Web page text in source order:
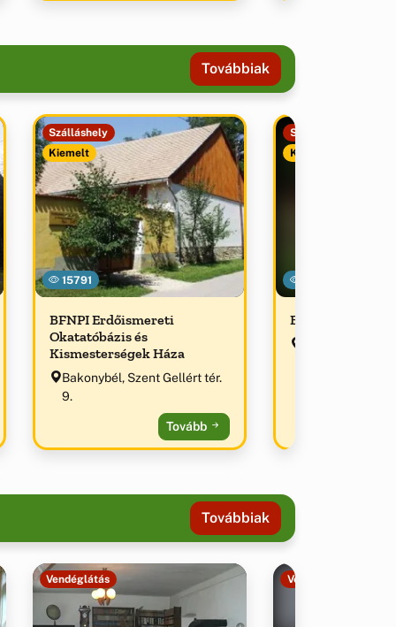
Továbbiak
15791
Szálláshely
Kiemelt
BFNPI Erdőismereti
Okatatóbázis és
Kismesterségek Háza
Bakonybél, Szent Gellért tér.
9.
Tovább
Szálláshely
Kiemelt
Bakonyújvár
Továbbiak
Vendéglátás Vendéglátás